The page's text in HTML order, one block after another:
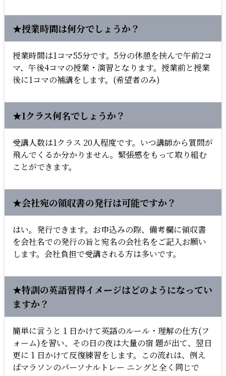
★授業時間は何分でしょうか？
授業時間は1コマ55分です。5分の休憩を挟んで午前2コ
マ、午後4コマの授業・演習となります。授業前と授業
後に1コマの補講をします。(希望者のみ)
★1クラス何名でしょうか？
受講人数は1クラス 20人程度です。いつ講師から質問が
飛んでくるか分かりません。緊張感をもって取り組む
ことができます。
★会社宛の領収書の発行は可能ですか？
はい。発行できます。お申込みの際、備考欄に領収書
を会社名での発行の旨と宛名の会社名をご記入お願い
します。会社負担で受講される方は多いです。
★特訓の英語習得イメージはどのようになってい
ますか？
簡単に言うと 1 日かけて英語のルール・理解の仕方(フ
ォーム)を習い、その日の夜は大量の宿 題が出て、翌日
更に 1 日かけて反復練習をします。この流れは、例え
ばマラソンのパーソナルトレー ニングと全く同じで